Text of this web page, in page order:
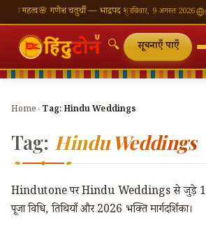
महत्व🌸 गणेश चतुर्थी — भाद्रपद शुक्ल चतुर्थी ⛩ काशी
रविवार, 9 अगस्त 2026
🔍 सूचनाएँ पाएँ
Home › Tag:Hindu Weddings
Tag: Hindu Weddings
Hindutone पर Hindu Weddings से जुड़े 1
पूजा विधि, तिथियाँ और 2026 भक्ति मार्गदर्शिका।